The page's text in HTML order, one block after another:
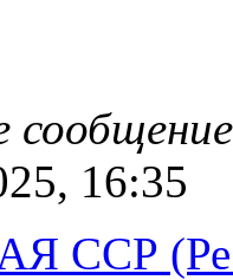
сообщение
16:35
ССР